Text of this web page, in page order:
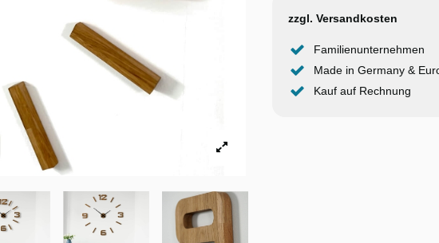
zzgl. Versandkosten
Familienunternehmen
Made in Germany &
Kauf auf Rechnung